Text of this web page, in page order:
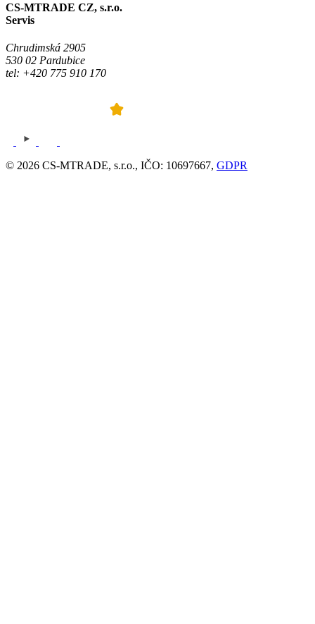
CS-MTRADE CZ, s.r.o.
Servis
Chrudimská 2905
530 02 Pardubice
tel: +420 775 910 170
© 2026 CS-MTRADE, s.r.o., IČO: 10697667, GDPR